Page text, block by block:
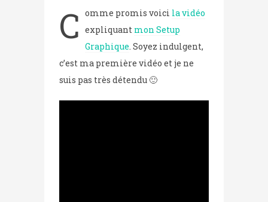
C omme promis voici la vidéo
expliquant mon Setup
Graphique. Soyez indulgent,
c’est ma première vidéo et je ne
suis pas très détendu 🙂